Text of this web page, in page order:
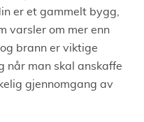
er et gammelt bygg,
varsler om mer enn
brann er viktige
når man skal anskaffe
gjennomgang av